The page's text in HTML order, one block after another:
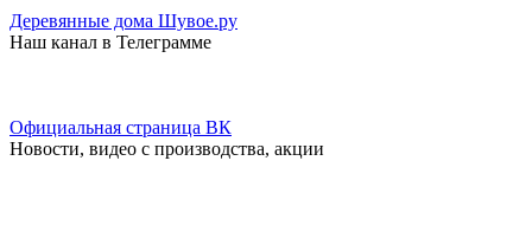
Деревянные дома Шувое.ру
Наш канал в Телеграмме
Официальная страница ВК
Новости, видео с производства, акции